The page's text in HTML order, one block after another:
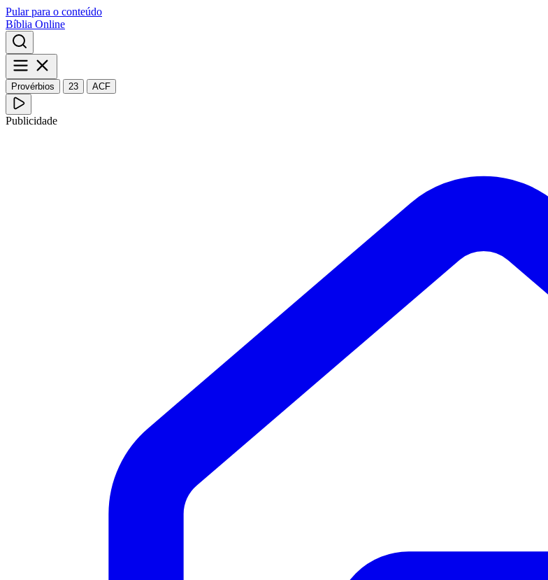
Pular para o conteúdo
Bíblia Online
Provérbios 23 ACF
Publicidade